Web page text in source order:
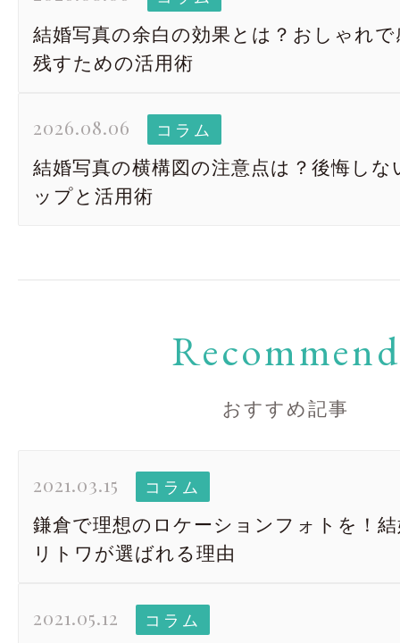
結婚写真の余白の効果とは？おしゃれで
残すための活用術
2026.08.06 コラム
結婚写真の横構図の注意点は？後悔し
ップと活用術
Recommend
おすすめ記事
2021.03.15 コラム
鎌倉で理想のロケーションフォトを！
リトワが選ばれる理由
2021.05.12 コラム